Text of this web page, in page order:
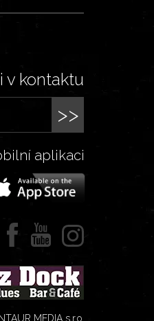
v kontaktu
>>
aplikaci
MEDIA s.r.o.